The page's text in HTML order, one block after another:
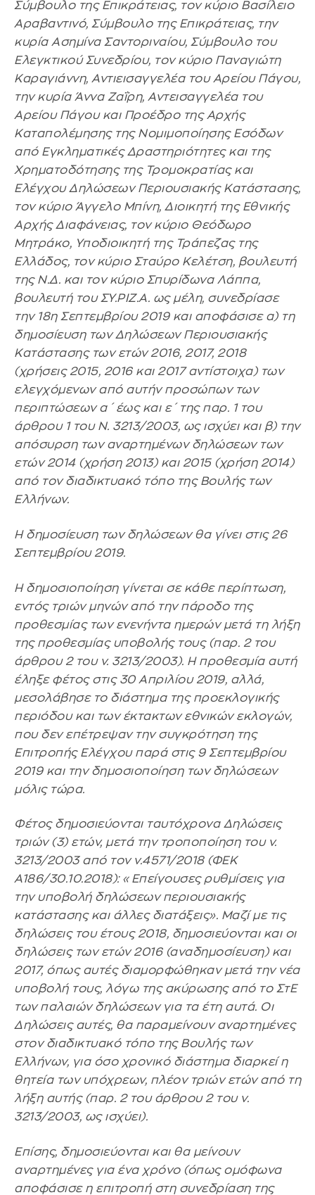
Σύμβουλο της Επικράτειας, τον κύριο Βασίλειο
Αραβαντινό, Σύμβουλο της Επικράτειας, την
κυρία Ασημίνα Σαντοριναίου, Σύμβουλο του
Ελεγκτικού Συνεδρίου, τον κύριο Παναγιώτη
Καραγιάννη, Αντιεισαγγελέα του Αρείου Πάγου,
την κυρία Άννα Ζαΐρη, Αντεισαγγελέα του
Αρείου Πάγου και Προέδρο της Αρχής
Καταπολέμησης της Νομιμοποίησης Εσόδων
από Εγκληματικές Δραστηριότητες και της
Χρηματοδότησης της Τρομοκρατίας και
Ελέγχου Δηλώσεων Περιουσιακής Κατάστασης,
τον κύριο Άγγελο Μπίνη, Διοικητή της Εθνικής
Αρχής Διαφάνειας, τον κύριο Θεόδωρο
Μητράκο, Υποδιοικητή της Τράπεζας της
Ελλάδος, τον κύριο Σταύρο Κελέτση, βουλευτή
της Ν.Δ. και τον κύριο Σπυρίδωνα Λάππα,
βουλευτή του ΣΥ.ΡΙΖ.Α. ως μέλη, συνεδρίασε
την 18η Σεπτεμβρίου 2019 και αποφάσισε α) τη
δημοσίευση των Δηλώσεων Περιουσιακής
Κατάστασης των ετών 2016, 2017, 2018
(χρήσεις 2015, 2016 και 2017 αντίστοιχα) των
ελεγχόμενων από αυτήν προσώπων των
περιπτώσεων α΄ έως και ε΄ της παρ. 1 του
άρθρου 1 του Ν. 3213/2003, ως ισχύει και β) την
απόσυρση των αναρτημένων δηλώσεων των
ετών 2014 (χρήση 2013) και 2015 (χρήση 2014)
από τον διαδικτυακό τόπο της Βουλής των
Ελλήνων.
Η δημοσίευση των δηλώσεων θα γίνει στις 26
Σεπτεμβρίου 2019.
Η δημοσιοποίηση γίνεται σε κάθε περίπτωση,
εντός τριών μηνών από την πάροδο της
προθεσμίας των ενενήντα ημερών μετά τη λήξη
της προθεσμίας υποβολής τους (παρ. 2 του
άρθρου 2 του ν. 3213/2003). Η προθεσμία αυτή
έληξε φέτος στις 30 Απριλίου 2019, αλλά,
μεσολάβησε το διάστημα της προεκλογικής
περιόδου και των έκτακτων εθνικών εκλογών,
που δεν επέτρεψαν την συγκρότηση της
Επιτροπής Ελέγχου παρά στις 9 Σεπτεμβρίου
2019 και την δημοσιοποίηση των δηλώσεων
μόλις τώρα.
Φέτος δημοσιεύονται ταυτόχρονα Δηλώσεις
τριών (3) ετών, μετά την τροποποίηση του ν.
3213/2003 από τον ν.4571/2018 (ΦΕΚ
Α186/30.10.2018): «Επείγουσες ρυθμίσεις για
την υποβολή δηλώσεων περιουσιακής
κατάστασης και άλλες διατάξεις». Μαζί με τις
δηλώσεις του έτους 2018, δημοσιεύονται και οι
δηλώσεις των ετών 2016 (αναδημοσίευση) και
2017, όπως αυτές διαμορφώθηκαν μετά την νέα
υποβολή τους, λόγω της ακύρωσης από το ΣτΕ
των παλαιών δηλώσεων για τα έτη αυτά. Οι
Δηλώσεις αυτές, θα παραμείνουν αναρτημένες
στον διαδικτυακό τόπο της Βουλής των
Ελλήνων, για όσο χρονικό διάστημα διαρκεί η
θητεία των υπόχρεων, πλέον τριών ετών από τη
λήξη αυτής (παρ. 2 του άρθρου 2 του ν.
3213/2003, ως ισχύει).
Επίσης, δημοσιεύονται και θα μείνουν
αναρτημένες για ένα χρόνο (όπως ομόφωνα
αποφάσισε η επιτροπή στη συνεδρίαση της